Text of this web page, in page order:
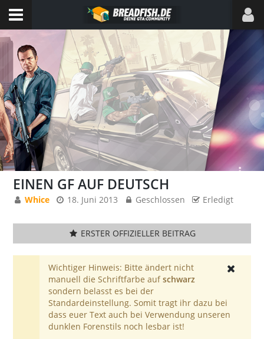
EINEN GF AUF DEUTSCH
Whice 18. Juni 2013 Geschlossen Erledigt
ERSTER OFFIZIELLER BEITRAG
Wichtiger Hinweis: Bitte ändert nicht
manuell die Schriftfarbe aufschwarz
sondern belasst es bei der
Standardeinstellung. Somit tragt ihr dazu bei
dass euer Text auch bei Verwendung unseren
dunklen Forenstils noch lesbar ist!